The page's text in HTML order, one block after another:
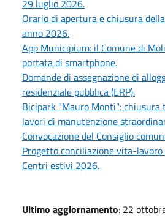
29 luglio 2026.
Orario di apertura e chiusura
anno 2026.
App Municipium: il Comune di
portata di smartphone.
Domande di assegnazione di
residenziale pubblica (ERP).
Bicipark "Mauro Monti": chiusura
lavori di manutenzione
Convocazione del Consiglio
Progetto conciliazione vita-
Centri estivi 2026.
Ultimo aggiornamento: 22